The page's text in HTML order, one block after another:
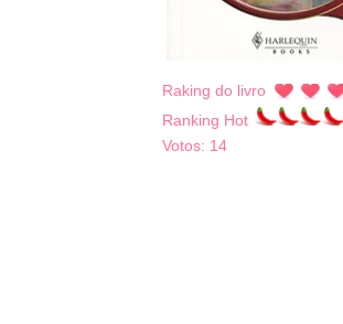
Raking do livro
Ranking Hot
Votos: 14